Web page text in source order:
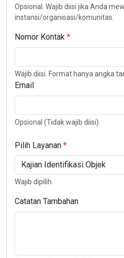
Opsional. Wajib diisi jika Anda
instansi/organisasi/komunitas.
Nomor Kontak
Wajib diisi. Format hanya angka
Email
Opsional (Tidak wajib diisi).
Pilih Layanan
Wajib dipilih.
Catatan Tambahan